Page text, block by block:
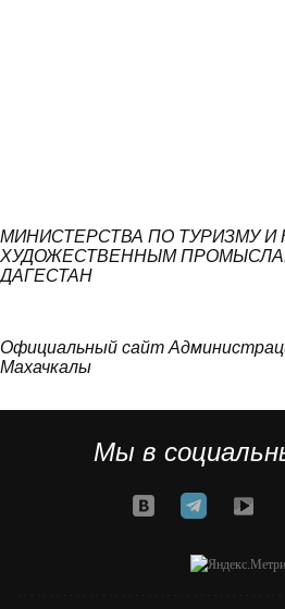
МИНИСТЕРСТВА ПО ТУРИЗМУ
ХУДОЖЕСТВЕННЫМ
ДАГЕСТАН
Официальный сайт
Махачкалы
Мы в